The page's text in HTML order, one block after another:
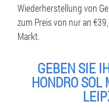
Wiederherstellung von
zum Preis von nur an
Markt.
GEBEN SIE
HONDRO